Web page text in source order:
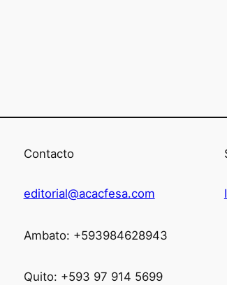
Contacto
editorial@acacfesa.com
Ambato: +593984628943
Quito: +593 97 914 5699